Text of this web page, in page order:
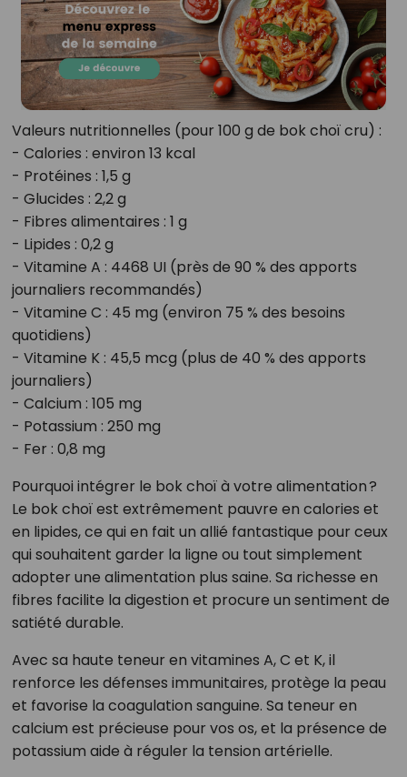
Valeurs nutritionnelles (pour 100 g de bok choï cru) :
- Calories : environ 13 kcal
- Protéines : 1,5 g
- Glucides : 2,2 g
- Fibres alimentaires : 1 g
- Lipides : 0,2 g
- Vitamine A : 4468 UI (près de 90 % des apports
journaliers recommandés)
- Vitamine C : 45 mg (environ 75 % des besoins
quotidiens)
- Vitamine K : 45,5 mcg (plus de 40 % des apports
journaliers)
- Calcium : 105 mg
- Potassium : 250 mg
- Fer : 0,8 mg
Pourquoi intégrer le bok choï à votre alimentation ?
Le bok choï est extrêmement pauvre en calories et
en lipides, ce qui en fait un allié fantastique pour ceux
qui souhaitent garder la ligne ou tout simplement
adopter une alimentation plus saine. Sa richesse en
fibres facilite la digestion et procure un sentiment de
satiété durable.
Avec sa haute teneur en vitamines A, C et K, il
renforce les défenses immunitaires, protège la peau
et favorise la coagulation sanguine. Sa teneur en
calcium est précieuse pour vos os, et la présence de
potassium aide à réguler la tension artérielle.